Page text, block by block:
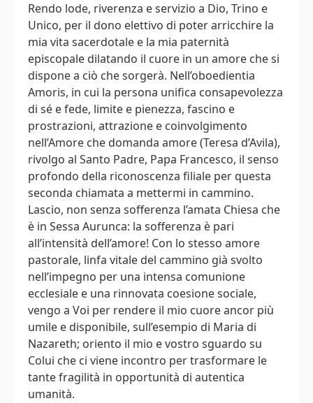
Rendo lode, riverenza e servizio a Dio, Trino e
Unico, per il dono elettivo di poter arricchire la
mia vita sacerdotale e la mia paternità
episcopale dilatando il cuore in un amore che si
dispone a ciò che sorgerà. Nell’oboedientia
Amoris, in cui la persona unifica consapevolezza
di sé e fede, limite e pienezza, fascino e
prostrazioni, attrazione e coinvolgimento
nell’Amore che domanda amore (Teresa d’Avila),
rivolgo al Santo Padre, Papa Francesco, il senso
profondo della riconoscenza filiale per questa
seconda chiamata a mettermi in cammino.
Lascio, non senza sofferenza l’amata Chiesa che
è in Sessa Aurunca: la sofferenza è pari
all’intensità dell’amore! Con lo stesso amore
pastorale, linfa vitale del cammino già svolto
nell’impegno per una intensa comunione
ecclesiale e una rinnovata coesione sociale,
vengo a Voi per rendere il mio cuore ancor più
umile e disponibile, sull’esempio di Maria di
Nazareth; oriento il mio e vostro sguardo su
Colui che ci viene incontro per trasformare le
tante fragilità in opportunità di autentica
umanità.